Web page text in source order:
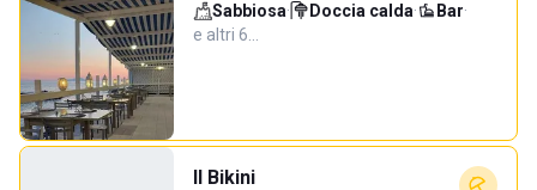
Sabbiosa· Doccia calda· Bar·
e altri 6…
Il Bikini